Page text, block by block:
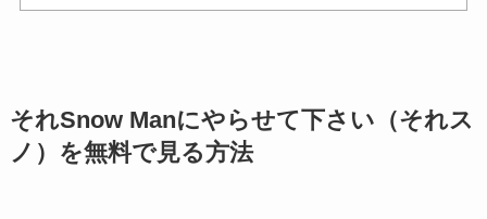
それSnow Manにやらせて下さい（それス
ノ）を無料で見る方法